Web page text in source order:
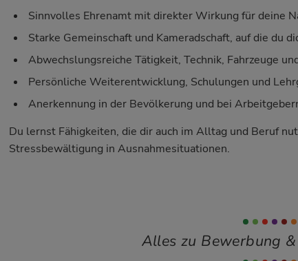
Sinnvolles Ehrenamt mit direkter Wirkung für deine
Starke Gemeinschaft und Kameradschaft, auf die du
Abwechslungsreiche Tätigkeit, Technik, Fahrzeuge
Persönliche Weiterentwicklung, Schulungen und
Anerkennung in der Bevölkerung und bei
Du lernst Fähigkeiten, die dir auch im Alltag und Beruf
Stressbewältigung in Ausnahmesituationen.
Alles zu Bewerbung